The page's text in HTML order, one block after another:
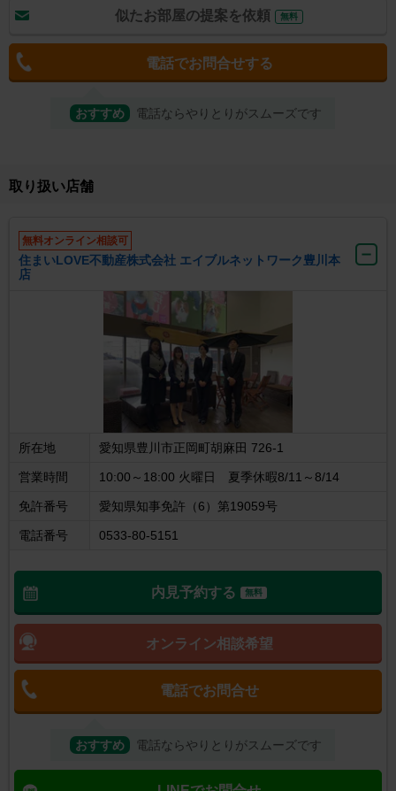
似たお部屋の提案を依頼 無料
電話でお問合せする
おすすめ 電話ならやりとりがスムーズです
取り扱い店舗
無料オンライン相談可
住まいLOVE不動産株式会社 エイブルネットワーク豊川本
店
所在地 愛知県豊川市正岡町胡麻田 726-1
営業時間 10:00～18:00 火曜日 夏季休暇8/11～8/14
免許番号 愛知県知事免許（6）第19059号
電話番号 0533-80-5151
内見予約する 無料
オンライン相談希望
電話でお問合せ
おすすめ 電話ならやりとりがスムーズです